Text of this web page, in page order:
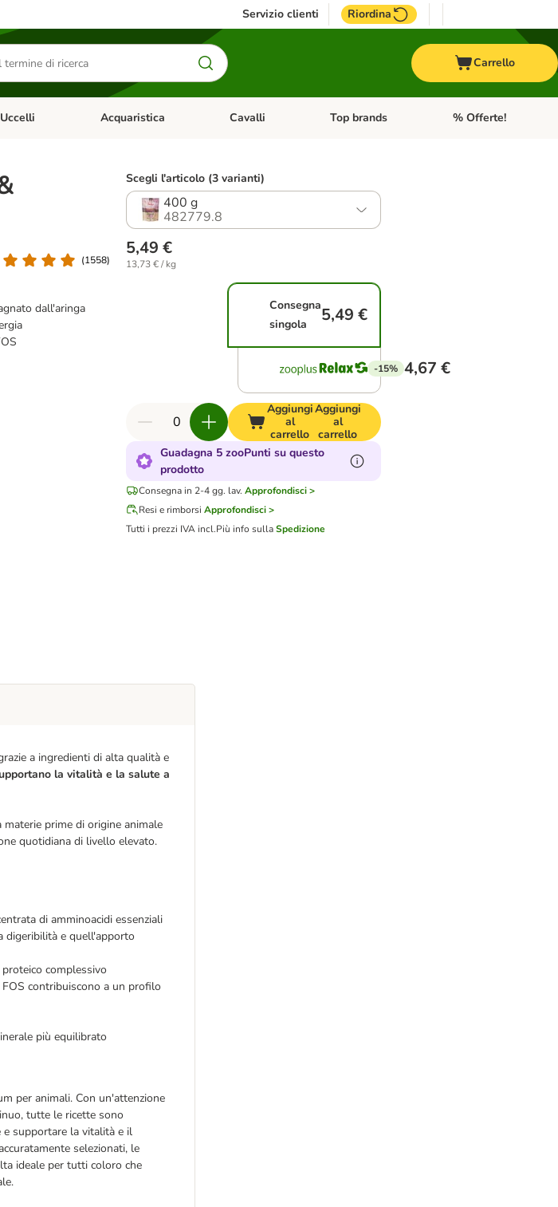
Servizio clienti Riordina
Carrello
Menu Categoria: Piccoli animali
Uccelli Apri Menu Categoria: Uccelli
Acquaristica Apri Menu Categoria: Acquaristica
Cavalli Apri Menu Categoria: Cavalli
Top brands Apri Menu Categoria:
% Offerte!
(1558)
dall'aringa
Scegli l'articolo (3 varianti)
400 g
482779.8
5,49 €
13,73 € / kg
Consegna
singola
5,49 €
-15% 4,67 €
Aggiungi
al
carrello
Aggiungi
al
carrello
Guadagna 5 zooPunti su questo
prodotto
Consegna in 2-4 gg. lav. Approfondisci >
Resi e rimborsi Approfondisci >
Tutti i prezzi IVA incl.Più info sullaSpedizione
a ingredienti di alta qualità e
la vitalità e la salute a
materie prime di origine animale
quotidiana di livello elevato.
di amminoacidi essenziali
digeribilità e quell'apporto
complessivo
contribuiscono a un profilo
più equilibrato
per animali. Con un'attenzione
tutte le ricette sono
supportare la vitalità e il
selezionati, le
ideale per tutti coloro che